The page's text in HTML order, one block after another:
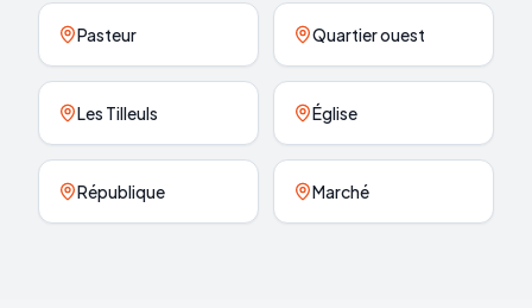
Pasteur Quartier ouest
Les Tilleuls Église
République Marché